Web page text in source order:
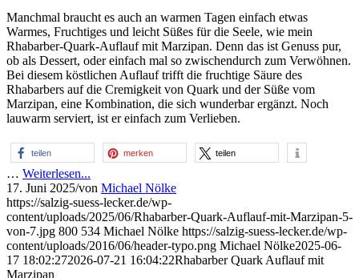
Manchmal braucht es auch an warmen Tagen einfach etwas
Warmes, Fruchtiges und leicht Süßes für die Seele, wie mein
Rhabarber-Quark-Auflauf mit Marzipan. Denn das ist Genuss pur,
ob als Dessert, oder einfach mal so zwischendurch zum Verwöhnen.
Bei diesem köstlichen Auflauf trifft die fruchtige Säure des
Rhabarbers auf die Cremigkeit von Quark und der Süße vom
Marzipan, eine Kombination, die sich wunderbar ergänzt. Noch
lauwarm serviert, ist er einfach zum Verlieben.
teilen merken teilen
… Weiterlesen...
17. Juni 2025/von Michael Nölke
https://salzig-suess-lecker.de/wp-
content/uploads/2025/06/Rhabarber-Quark-Auflauf-mit-Marzipan-5-
von-7.jpg 800 534 Michael Nölke https://salzig-suess-lecker.de/wp-
content/uploads/2016/06/header-typo.png Michael Nölke2025-06-
17 18:02:272026-07-21 16:04:22Rhabarber Quark Auflauf mit
Marzipan